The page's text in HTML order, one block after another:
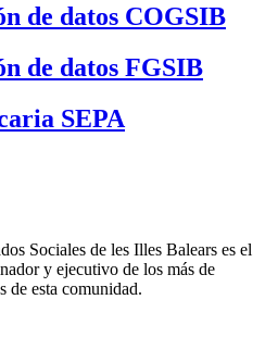
de datos COGSIB
de datos FGSIB
SEPA
Sociales de les Illes Balears es el
y ejecutivo de los más de
de esta comunidad.